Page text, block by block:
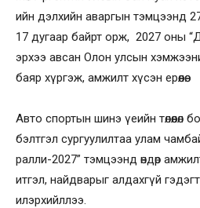
ийн дэлхийн аваргын тэмцээнд
17 дугаар байрт орж, 2027 оны
эрхээ авсан Олон улсын
баяр хүргэж, амжилт хүсэн ерөөлөө.
Авто спортын шинэ үеийн төлөөлөл
бэлтгэл сургуулилтаа улам
ралли-2027” тэмцээнд өндөр
итгэл, найдварыг алдахгүй
илэрхийллээ.